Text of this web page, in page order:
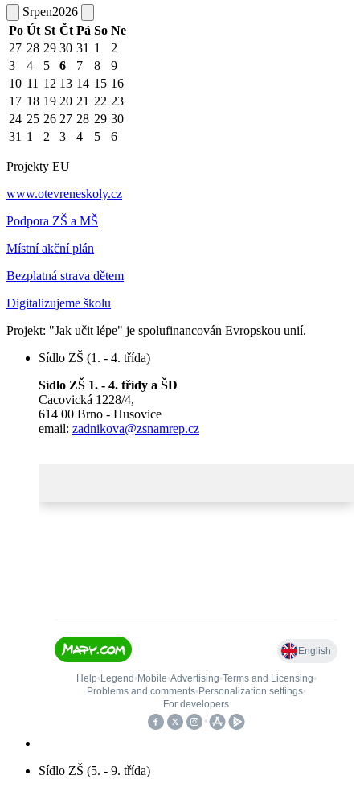
Srpen2026
Po Út St Čt Pá So Ne
27 28 29 30 31 1
2
3
4 5 6 7 8
9
10 11 12 13 14 15 16
17 18 19 20 21 22 23
24 25 26 27 28 29 30
31 1 2 3 4 5 6
Projekty EU
www.otevreneskoly.cz
Podpora ZŠ a MŠ
Místní akční plán
Bezplatná strava dětem
Digitalizujeme školu
Projekt: "Jak učit lépe" je spolufinancován Evropskou unií.
Sídlo ZŠ (1. - 4. třída)
Sídlo ZŠ 1. - 4. třídy a ŠD
Cacovická 1228/4,
614 00 Brno - Husovice
email: zadnikova@zsnamrep.cz
Sídlo ZŠ (5. - 9. třída)